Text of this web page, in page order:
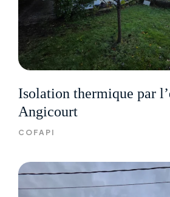
Isolation thermique par
Angicourt
COFAPI